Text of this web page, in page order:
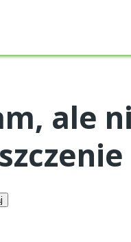
ale